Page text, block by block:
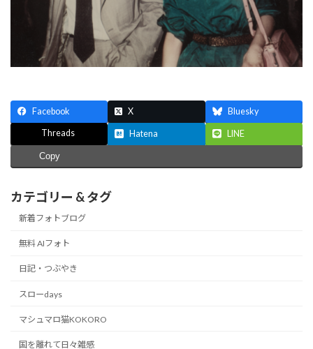
Facebook X Bluesky
Threads Hatena LINE
Copy
カテゴリー & タグ
新着フォトブログ
無料 AIフォト
日記・つぶやき
スローdays
マシュマロ猫KOKORO
国を離れて日々雑感